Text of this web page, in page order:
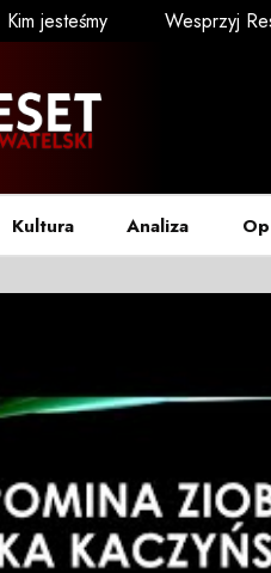
Kim jesteśmy Wesprzyj
Kultura Analiza